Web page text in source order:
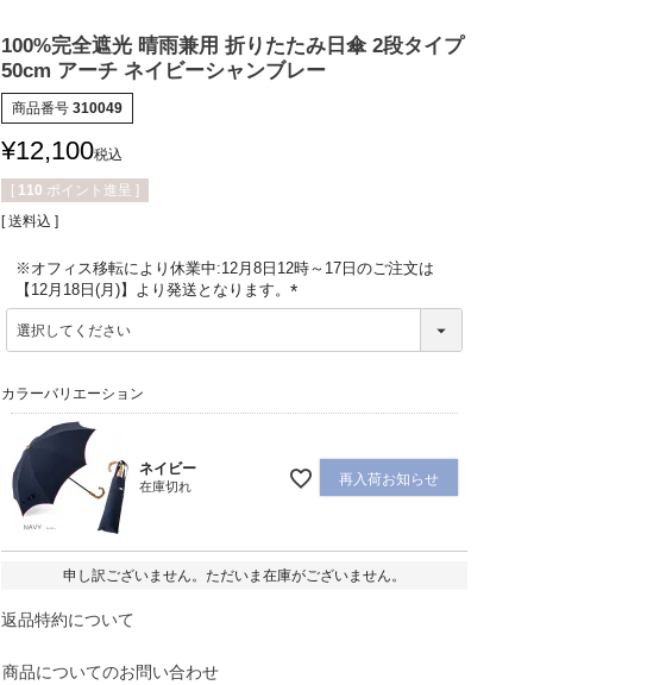
100%完全遮光 晴雨兼用 折りたたみ日傘 2段タイプ
50cm アーチ ネイビーシャンブレー
商品番号 310049
¥12,100税込
[ 110 ポイント進呈 ]
送料込
※オフィス移転により休業中:12月8日12時～17日のご注文は
【12月18日(月)】より発送となります。
(
須
カラーバリエーション
ネイビー
在庫切れ 再入荷お知らせ
申し訳ございません。ただいま在庫がございません。
返品特約について
商品についてのお問い合わせ